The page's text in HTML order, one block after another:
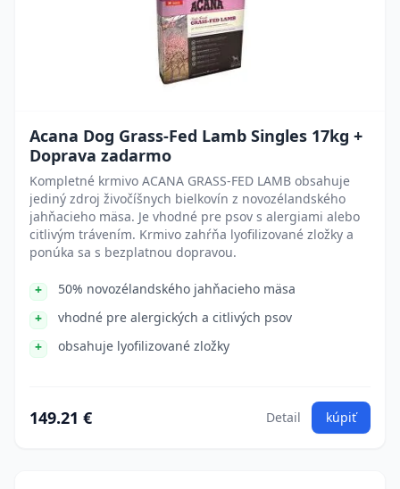
Acana Dog Grass-Fed Lamb Singles 17kg +
Doprava zadarmo
Kompletné krmivo ACANA GRASS-FED LAMB obsahuje
jediný zdroj živočíšnych bielkovín z novozélandského
jahňacieho mäsa. Je vhodné pre psov s alergiami alebo
citlivým trávením. Krmivo zahŕňa lyofilizované zložky a
ponúka sa s bezplatnou dopravou.
50% novozélandského jahňacieho mäsa
vhodné pre alergických a citlivých psov
obsahuje lyofilizované zložky
149.21 € Detail kúpiť